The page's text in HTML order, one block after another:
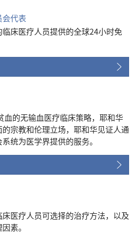
代表
床医疗人员提供的全球24小时免
血的无输血医疗临床策略，耶和华
宗教和伦理立场，耶和华见证人通
统为医学界提供的服务。
医疗人员可选择的治疗方法，以及
素。